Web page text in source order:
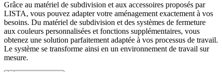
Grâce au matériel de subdivision et aux accessoires proposés par
LISTA, vous pouvez adapter votre aménagement exactement à vos
besoins. Du matériel de subdivision et des systèmes de fermeture
aux couleurs personnalisées et fonctions supplémentaires, vous
obtenez une solution parfaitement adaptée à vos processus de travail.
Le système se transforme ainsi en un environnement de travail sur
mesure.